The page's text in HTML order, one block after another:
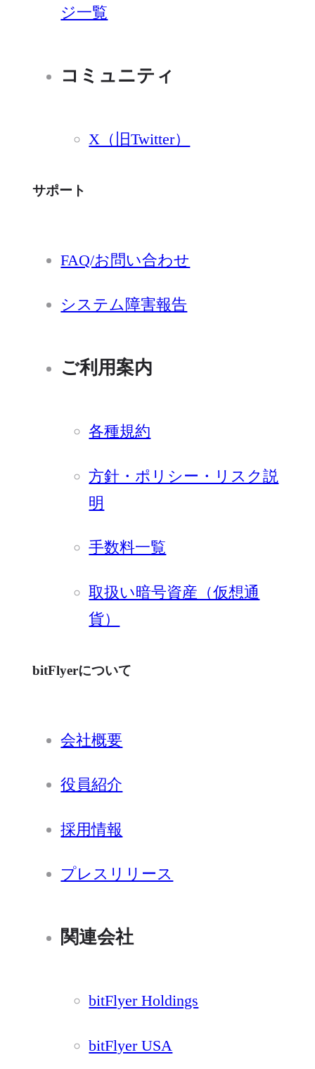
ジ一覧
コミュニティ
X（旧Twitter）
サポート
FAQ/お問い合わせ
システム障害報告
ご利用案内
各種規約
方針・ポリシー・リスク説
明
手数料一覧
取扱い暗号資産（仮想通
貨）
bitFlyerについて
会社概要
役員紹介
採用情報
プレスリリース
関連会社
bitFlyer Holdings
bitFlyer USA